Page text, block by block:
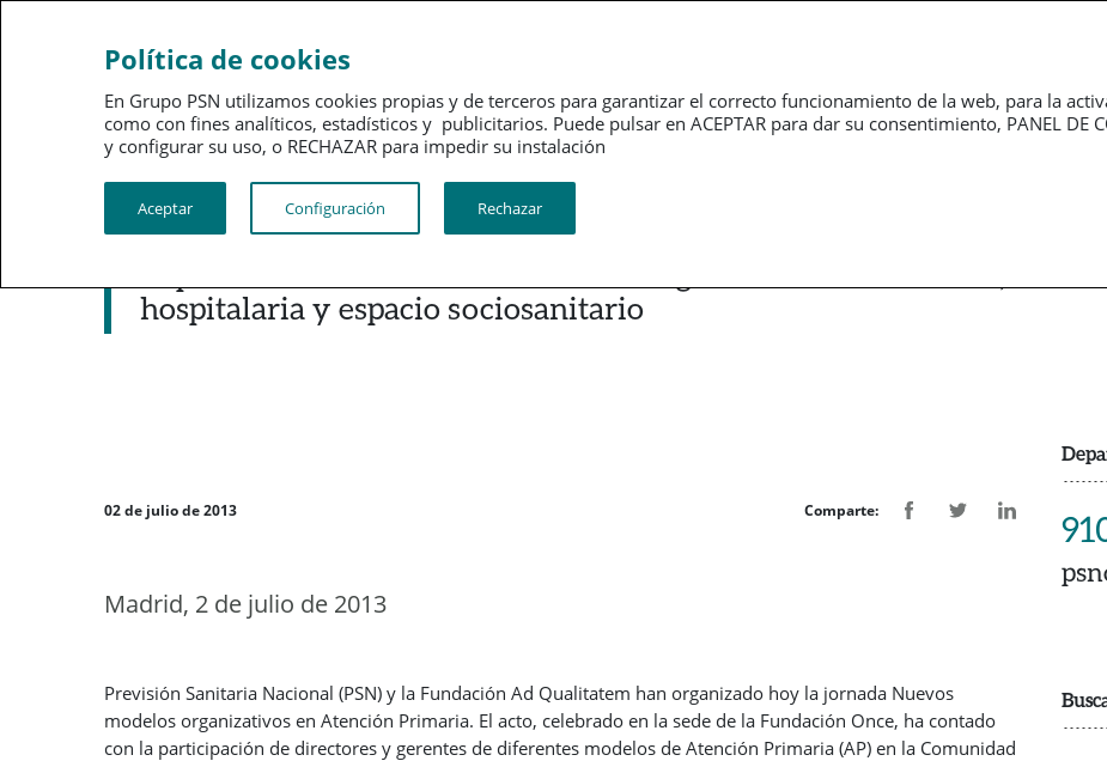
PSN
PSN al día Kit de prensa Revistas
Noticias destacadas
hospitalaria y espacio sociosanitario
02 de julio de 2013 Comparte:
Madrid, 2 de julio de 2013
Previsión Sanitaria Nacional (PSN) y la Fundación Ad Qualitatem han organizado hoy la jornada Nuevos
modelos organizativos en Atención Primaria. El acto, celebrado en la sede de la Fundación Once, ha contado
con la participación de directores y gerentes de diferentes modelos de Atención Primaria (AP) en la Comunidad
Política de cookies
En Grupo PSN utilizamos cookies propias y de terceros para garantizar el correcto funcionamiento de la web, para la
como con fines analíticos, estadísticos y publicitarios. Puede pulsar en ACEPTAR para dar su consentimiento, PANEL DE
y configurar su uso, o RECHAZAR para impedir su instalación​​​​​​​
Aceptar Configuración Rechazar